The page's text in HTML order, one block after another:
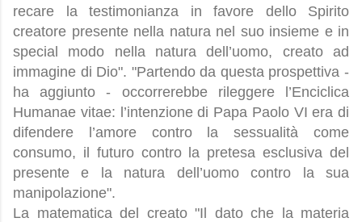
recare la testimonianza in favore dello Spirito
creatore presente nella natura nel suo insieme e in
special modo nella natura dell’uomo, creato ad
immagine di Dio". "Partendo da questa prospettiva -
ha aggiunto - occorrerebbe rileggere l’Enciclica
Humanae vitae: l’intenzione di Papa Paolo VI era di
difendere l’amore contro la sessualità come
consumo, il futuro contro la pretesa esclusiva del
presente e la natura dell’uomo contro la sua
manipolazione".
La matematica del creato "Il dato che la materia